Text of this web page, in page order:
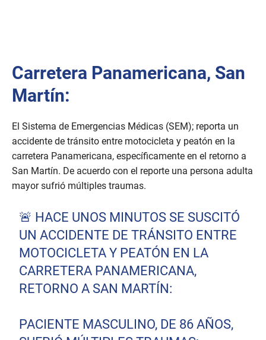
Carretera Panamericana, San
Martín:
El Sistema de Emergencias Médicas (SEM); reporta un
accidente de tránsito entre motocicleta y peatón en la
carretera Panamericana, específicamente en el retorno a
San Martín. De acuerdo con el reporte una persona adulta
mayor sufrió múltiples traumas.
🚨 HACE UNOS MINUTOS SE SUSCITÓ
UN ACCIDENTE DE TRÁNSITO ENTRE
MOTOCICLETA Y PEATÓN EN LA
CARRETERA PANAMERICANA,
RETORNO A SAN MARTÍN:
PACIENTE MASCULINO, DE 86 AÑOS,